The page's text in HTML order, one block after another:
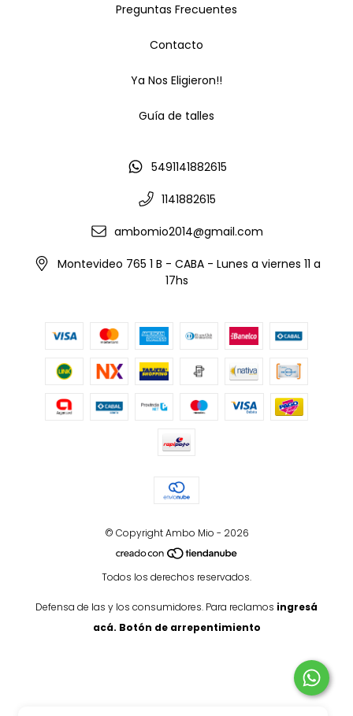
Preguntas Frecuentes
Contacto
Ya Nos Eligieron!!
Guía de talles
5491141882615
1141882615
ambomio2014@gmail.com
Montevideo 765 1 B - CABA - Lunes a viernes 11 a
17hs
© Copyright Ambo Mio - 2026
Todos los derechos reservados.
Defensa de las y los consumidores. Para reclamos ingresá
acá. Botón de arrepentimiento